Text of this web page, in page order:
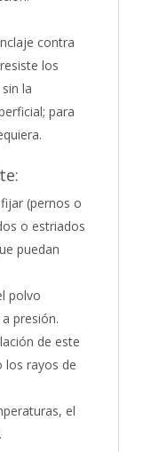
contra
los
la
para
(pernos o
o estriados
puedan
polvo
presión.
de este
los rayos de
el